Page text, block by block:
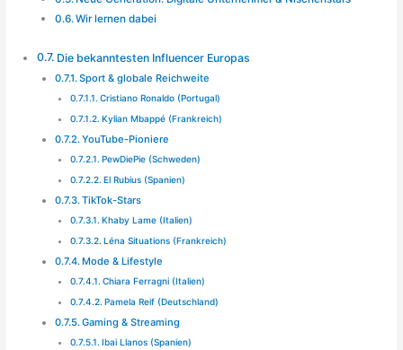
Wir lernen dabei
Die bekanntesten Influencer Europas
Sport & globale Reichweite
Cristiano Ronaldo (Portugal)
Kylian Mbappé (Frankreich)
YouTube-Pioniere
PewDiePie (Schweden)
El Rubius (Spanien)
TikTok-Stars
Khaby Lame (Italien)
Léna Situations (Frankreich)
Mode & Lifestyle
Chiara Ferragni (Italien)
Pamela Reif (Deutschland)
Gaming & Streaming
Ibai Llanos (Spanien)